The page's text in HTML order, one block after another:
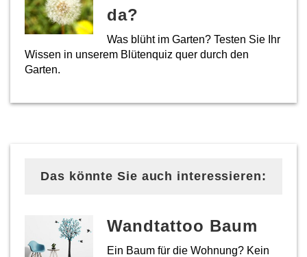
da?
Was blüht im Garten? Testen Sie Ihr
Wissen in unserem Blütenquiz quer durch den
Garten.
Das könnte Sie auch interessieren:
Wandtattoo Baum
Ein Baum für die Wohnung? Kein